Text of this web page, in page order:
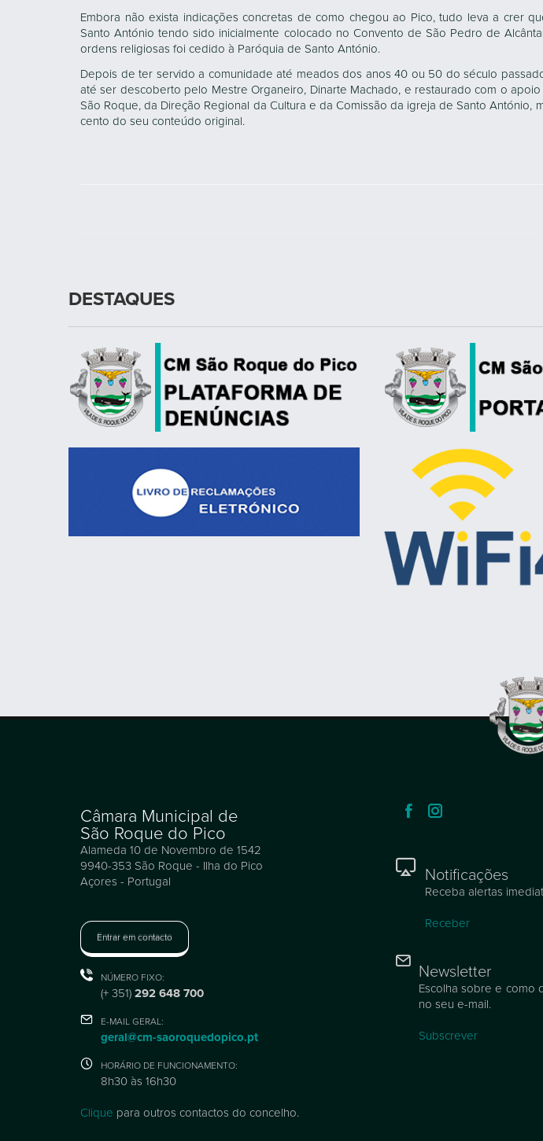
Embora não exista indicações concretas de como chegou ao Pico, tudo leva a crer
Santo António tendo sido inicialmente colocado no Convento de São Pedro de
ordens religiosas foi cedido à Paróquia de Santo António.
Depois de ter servido a comunidade até meados dos anos 40 ou 50 do século
até ser descoberto pelo Mestre Organeiro, Dinarte Machado, e restaurado com o
São Roque, da Direção Regional da Cultura e da Comissão da igreja de Santo António,
cento do seu conteúdo original.
DESTAQUES
Câmara Municipal de
São Roque do Pico
Alameda 10 de Novembro de 1542
9940-353 São Roque - Ilha do Pico
Açores - Portugal
Entrar em contacto
NÚMERO FIXO:
(+ 351) 292 648 700
E-MAIL GERAL:
geral@cm-saoroquedopico.pt
HORÁRIO DE FUNCIONAMENTO:
8h30 às 16h30
Clique para outros contactos do concelho.
Notificações
Receba alertas
Receber
Newsletter
Escolha sobre e como
no seu e-mail.
Subscrever